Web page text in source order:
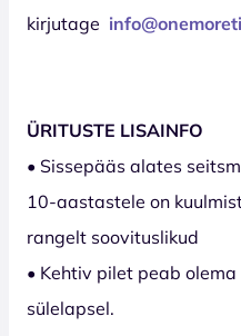
kirjutage
ÜRITUSTE LISAINFO
• Sissepääs alates
10-aastastele on
rangelt soovituslikud
• Kehtiv pilet peab
sülelapsel.